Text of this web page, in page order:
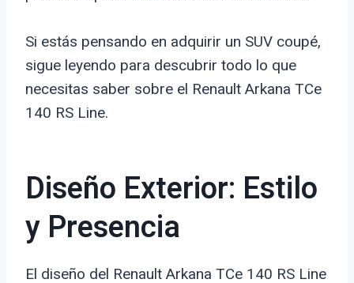
Si estás pensando en adquirir un SUV coupé,
sigue leyendo para descubrir todo lo que
necesitas saber sobre el Renault Arkana TCe
140 RS Line.
Diseño Exterior: Estilo
y Presencia
El diseño del Renault Arkana TCe 140 RS Line